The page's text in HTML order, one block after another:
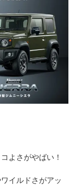
よさがやばい！
イルドさがアッ